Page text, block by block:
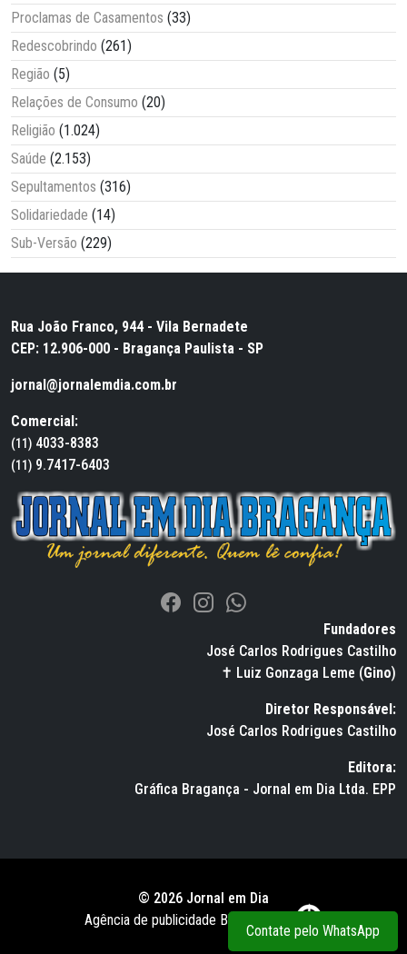
Proclamas de Casamentos (33)
Redescobrindo (261)
Região (5)
Relações de Consumo (20)
Religião (1.024)
Saúde (2.153)
Sepultamentos (316)
Solidariedade (14)
Sub-Versão (229)
Rua João Franco, 944 - Vila Bernadete
CEP: 12.906-000 - Bragança Paulista - SP
jornal@jornalemdia.com.br
Comercial:
(11) 4033-8383
(11) 9.7417-6403
Fundadores
José Carlos Rodrigues Castilho
✝ Luiz Gonzaga Leme (Gino)
Diretor Responsável:
José Carlos Rodrigues Castilho
Editora:
Gráfica Bragança - Jornal em Dia Ltda. EPP
© 2026 Jornal em Dia
Agência de publicidade BWS RUSSO
Contate pelo WhatsApp